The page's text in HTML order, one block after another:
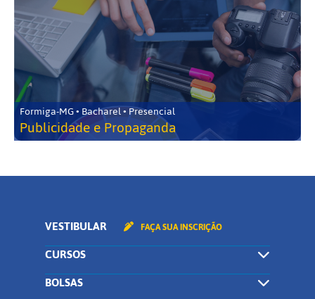
Formiga-MG • Bacharel • Presencial
Publicidade e Propaganda
VESTIBULAR FAÇA SUA INSCRIÇÃO
CURSOS
BOLSAS